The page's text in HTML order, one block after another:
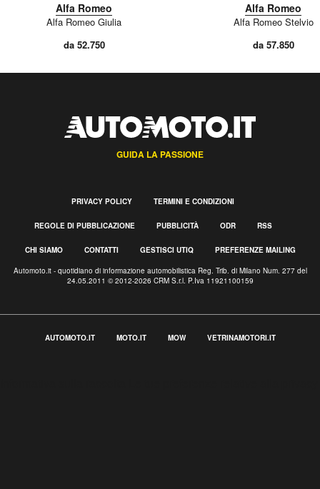
Alfa Romeo
Alfa Romeo Giulia
da 52.750
Alfa Romeo
Alfa Romeo Stelvio
da 57.850
GUIDA LA PASSIONE
PRIVACY POLICY TERMINI E CONDIZIONI
REGOLE DI PUBBLICAZIONE PUBBLICITÀ ODR RSS
CHI SIAMO CONTATTI GESTISCI UTIQ PREFERENZE MAILING
Automoto.it - quotidiano di informazione automobilistica Reg. Trib. di Milano Num. 277 del
24.05.2011 © 2012-2026 CRM S.r.l. P.Iva 11921100159
AUTOMOTO.IT MOTO.IT MOW VETRINAMOTORI.IT